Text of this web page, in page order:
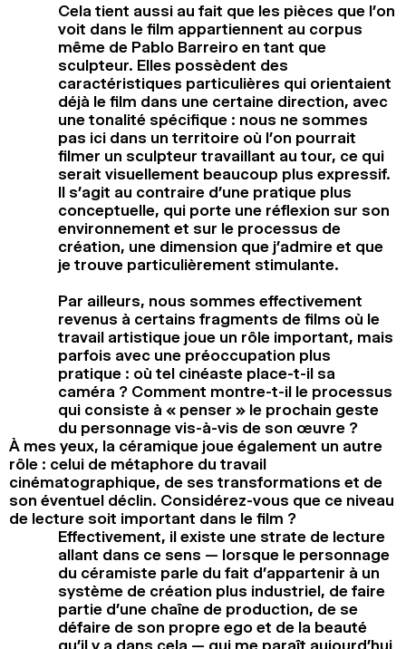
Cela tient aussi au fait que les pièces que l’on
voit dans le film appartiennent au corpus
même de Pablo Barreiro en tant que
sculpteur. Elles possèdent des
caractéristiques particulières qui orientaient
déjà le film dans une certaine direction, avec
une tonalité spécifique : nous ne sommes
pas ici dans un territoire où l’on pourrait
filmer un sculpteur travaillant au tour, ce qui
serait visuellement beaucoup plus expressif.
Il s’agit au contraire d’une pratique plus
conceptuelle, qui porte une réflexion sur son
environnement et sur le processus de
création, une dimension que j’admire et que
je trouve particulièrement stimulante.
Par ailleurs, nous sommes effectivement
revenus à certains fragments de films où le
travail artistique joue un rôle important, mais
parfois avec une préoccupation plus
pratique : où tel cinéaste place-t-il sa
caméra ? Comment montre-t-il le processus
qui consiste à « penser » le prochain geste
du personnage vis-à-vis de son œuvre ?
À mes yeux, la céramique joue également un autre
rôle : celui de métaphore du travail
cinématographique, de ses transformations et de
son éventuel déclin. Considérez-vous que ce niveau
de lecture soit important dans le film ?
Effectivement, il existe une strate de lecture
allant dans ce sens — lorsque le personnage
du céramiste parle du fait d’appartenir à un
système de création plus industriel, de faire
partie d’une chaîne de production, de se
défaire de son propre ego et de la beauté
qu’il y a dans cela — qui me paraît aujourd’hui